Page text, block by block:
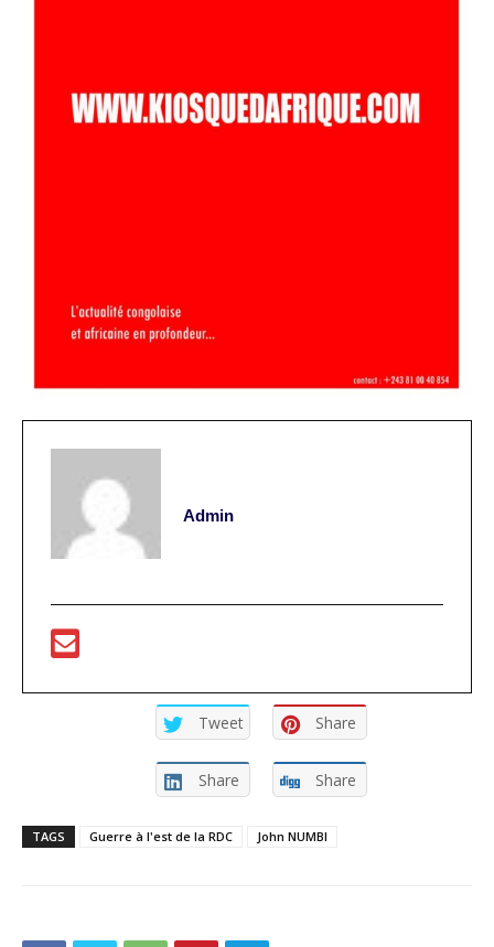
Admin
Tweet Share
Share Share
TAGS Guerre à l'est de la RDC John NUMBI